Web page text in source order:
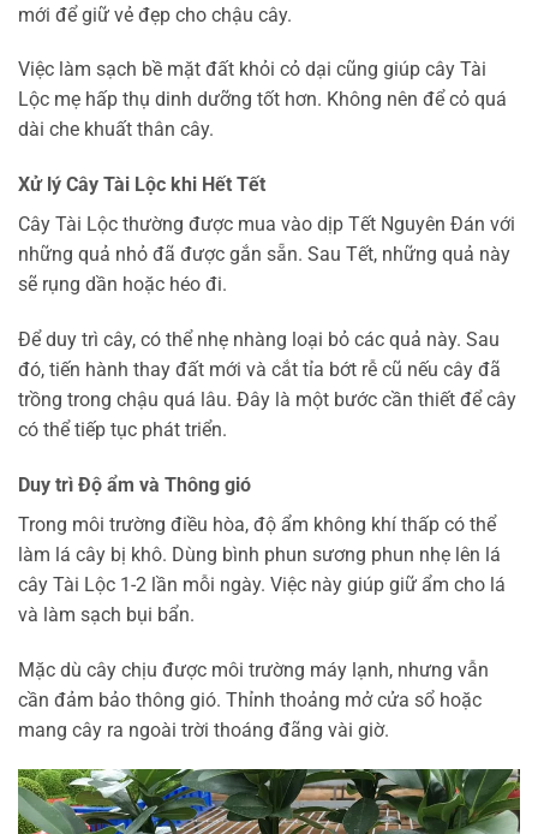
mới để giữ vẻ đẹp cho chậu cây.
Việc làm sạch bề mặt đất khỏi cỏ dại cũng giúp cây Tài
Lộc mẹ hấp thụ dinh dưỡng tốt hơn. Không nên để cỏ quá
dài che khuất thân cây.
Xử lý Cây Tài Lộc khi Hết Tết
Cây Tài Lộc thường được mua vào dịp Tết Nguyên Đán với
những quả nhỏ đã được gắn sẵn. Sau Tết, những quả này
sẽ rụng dần hoặc héo đi.
Để duy trì cây, có thể nhẹ nhàng loại bỏ các quả này. Sau
đó, tiến hành thay đất mới và cắt tỉa bớt rễ cũ nếu cây đã
trồng trong chậu quá lâu. Đây là một bước cần thiết để cây
có thể tiếp tục phát triển.
Duy trì Độ ẩm và Thông gió
Trong môi trường điều hòa, độ ẩm không khí thấp có thể
làm lá cây bị khô. Dùng bình phun sương phun nhẹ lên lá
cây Tài Lộc 1-2 lần mỗi ngày. Việc này giúp giữ ẩm cho lá
và làm sạch bụi bẩn.
Mặc dù cây chịu được môi trường máy lạnh, nhưng vẫn
cần đảm bảo thông gió. Thỉnh thoảng mở cửa sổ hoặc
mang cây ra ngoài trời thoáng đãng vài giờ.